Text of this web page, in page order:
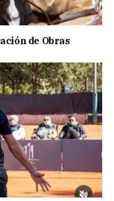
de Obras